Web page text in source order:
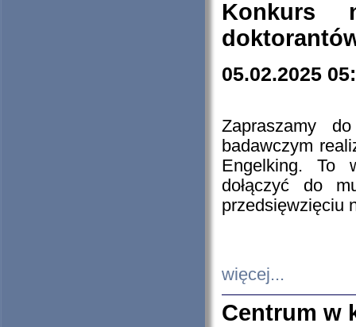
Konkurs
05.02.2025
Zapraszamy
badawczym
Engelking. To
dołączyć do
przedsięwzięciu
więcej...
Centrum w